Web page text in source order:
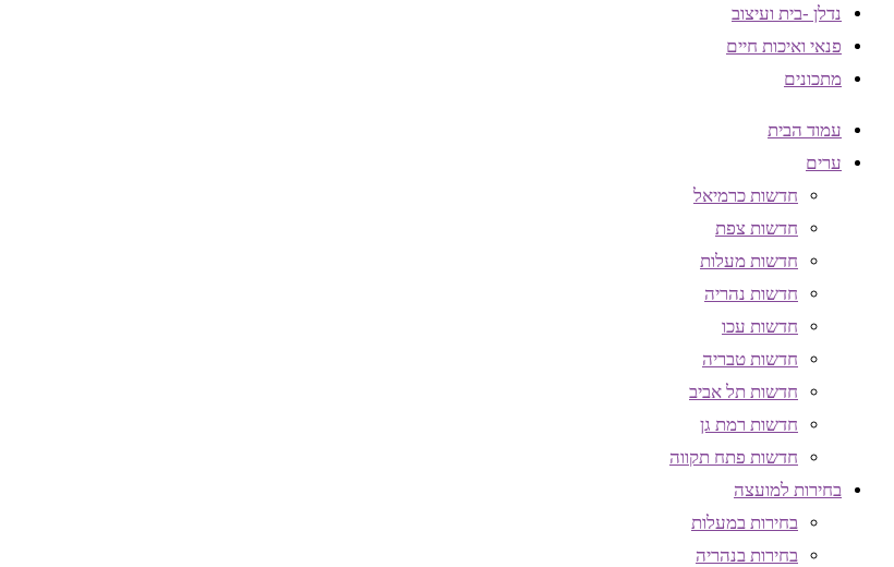
נדלן -בית ועיצוב
פנאי ואיכות חיים
מתכונים
עמוד הבית
ערים
חדשות כרמיאל
חדשות צפת
חדשות מעלות
חדשות נהריה
חדשות עכו
חדשות טבריה
חדשות תל אביב
חדשות רמת גן
חדשות פתח תקווה
בחירות למועצה
בחירות במעלות
בחירות בנהריה